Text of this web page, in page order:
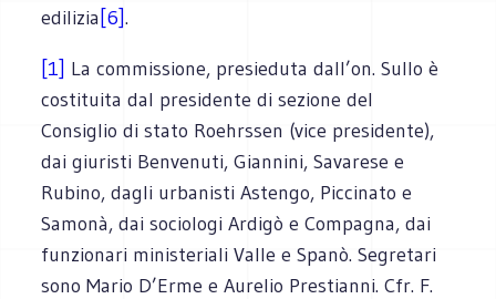
edilizia [6].
[1] La commissione, presieduta dall’on. Sullo è
costituita dal presidente di sezione del
Consiglio di stato Roehrssen (vice presidente),
dai giuristi Benvenuti, Giannini, Savarese e
Rubino, dagli urbanisti Astengo, Piccinato e
Samonà, dai sociologi Ardigò e Compagna, dai
funzionari ministeriali Valle e Spanò. Segretari
sono Mario D’Erme e Aurelio Prestianni. Cfr. F.